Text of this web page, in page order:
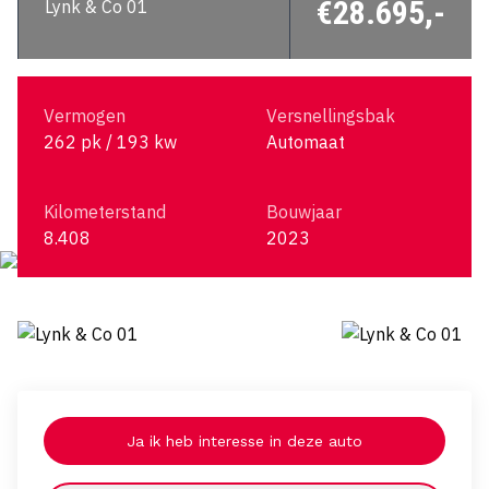
Lynk & Co 01 €28.695,-
Vermogen
262 pk / 193 kw
Versnellingsbak
Automaat
Kilometerstand
8.408
Bouwjaar
2023
Ja ik heb interesse in deze auto